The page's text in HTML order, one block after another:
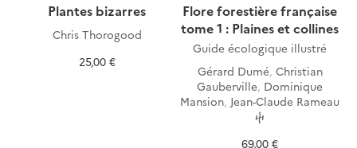
Plantes bizarres
Chris Thorogood
25,00 €
Flore forestière française
tome 1 : Plaines et collines
Guide écologique illustré
Gérard Dumé, Christian
Gauberville, Dominique
Mansion, Jean-Claude Rameau
ⴕ
69,00 €